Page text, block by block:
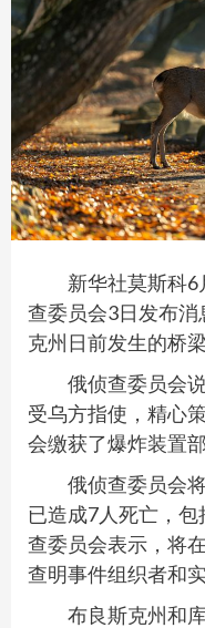
新华社莫斯科6
查委员会3日发布
克州日前发生的桥
俄侦查委员会说
受乌方指使，精心
会缴获了爆炸装置
俄侦查委员会将
已造成7人死亡，
查委员会表示，将
查明事件组织者和
布良斯克州和库